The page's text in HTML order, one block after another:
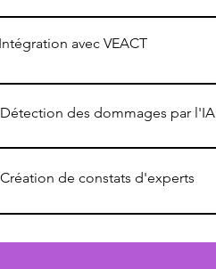
Intégration avec VEACT
Détection des dommages par l'IA
Création de constats d'experts